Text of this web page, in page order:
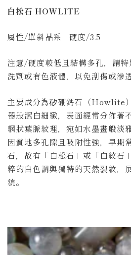
白松石 HOWLITE
屬性/單斜晶系 硬度/3.5
注意/硬度較低且結構多孔，請
洗劑或有色液體，以免刮傷或滲
主要成分為矽硼鈣石（Howlite
器般潔白細緻，表面經常分佈著
網狀葉脈紋理，宛如水墨畫般淡雅
因質地多孔隙且吸附性強，早期
石，故有「白松石」或「白紋石
粹的白色調與獨特的天然裂紋，
貌。